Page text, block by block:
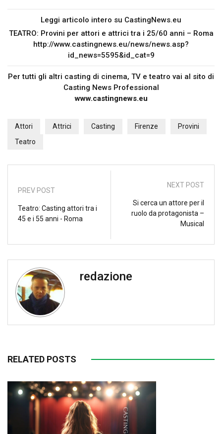
Leggi articolo intero su CastingNews.eu
TEATRO: Provini per attori e attrici tra i 25/60 anni – Roma
http://www.castingnews.eu/news/news.asp?
id_news=5595&id_cat=9
Per tutti gli altri casting di cinema, TV e teatro vai al sito di
Casting News Professional
www.castingnews.eu
Attori Attrici Casting Firenze
Provini
Teatro
PREV POST
Teatro: Casting attori tra i
45 e i 55 anni - Roma
NEXT POST
Si cerca un attore per il
ruolo da protagonista –
Musical
redazione
RELATED POSTS